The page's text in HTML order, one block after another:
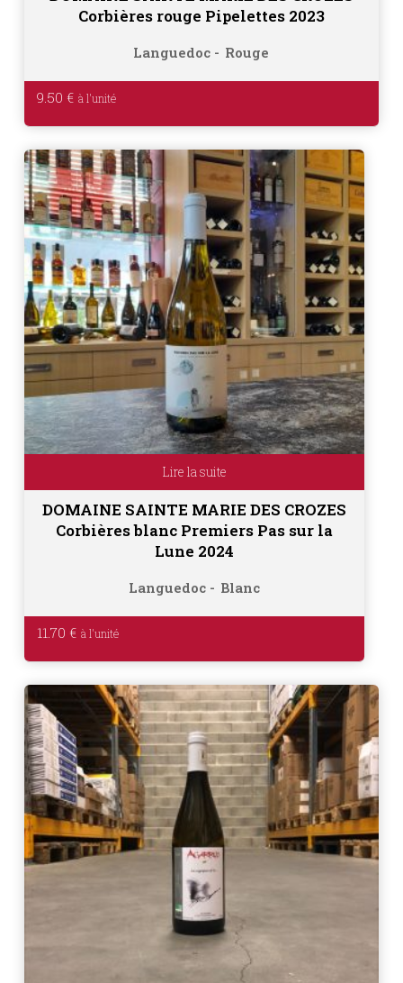
Corbières rouge Pipelettes 2023
Languedoc Rouge
9.50 €
Lire la suite
DOMAINE SAINTE MARIE DES CROZES
Corbières blanc Premiers Pas sur la
Lune 2024
Languedoc Blanc
11.70 €